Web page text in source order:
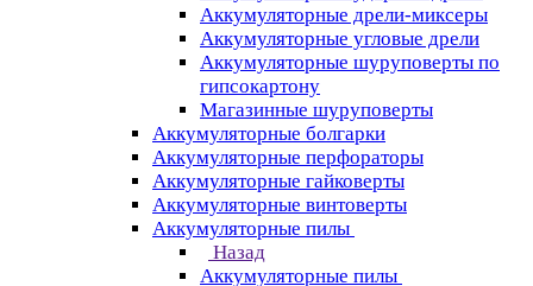
Аккумуляторные дрели-миксеры
Аккумуляторные угловые дрели
Аккумуляторные шуруповерты по
гипсокартону
Магазинные шуруповерты
Аккумуляторные болгарки
Аккумуляторные перфораторы
Аккумуляторные гайковерты
Аккумуляторные винтоверты
Аккумуляторные пилы
Назад
Аккумуляторные пилы